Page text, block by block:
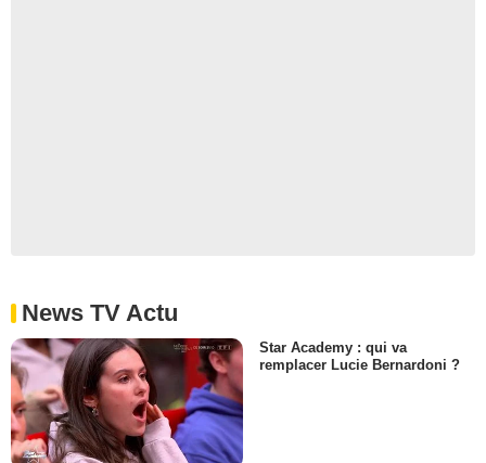
News TV Actu
Star Academy : qui va
remplacer Lucie Bernardoni ?